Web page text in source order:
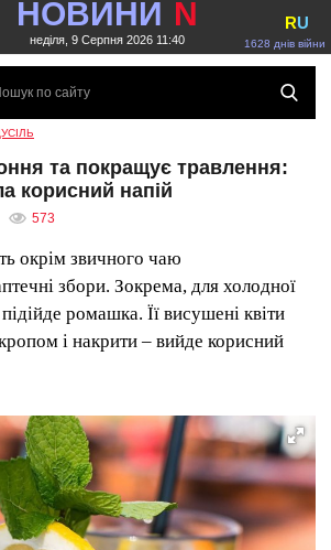
НОВИНИ N
неділя, 9 Серпня 2026 11:40 1628 днів війни
RU
та покращує травлення:
корисний напій
573
окрім звичного чаю
збори. Зокрема, для холодної
ромашка. Її висушені квіти
і накрити – вийде корисний